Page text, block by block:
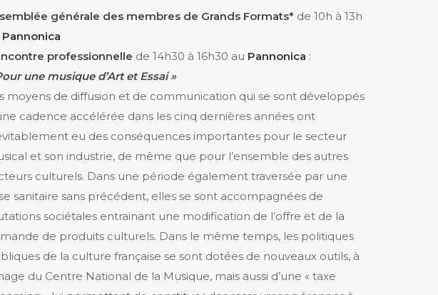
générale des membres de Grands Formats* de 10h à 13h
Pannonica
professionnelle de 14h30 à 16h30 au Pannonica :
une musique d’Art et Essai »
moyens de diffusion et de communication qui se sont développés
cadence accélérée dans les cinq dernières années ont
eu des conséquences importantes pour le secteur
et son industrie, de même que pour l’ensemble des autres
culturels. Dans une période également traversée par une
sanitaire sans précédent, elles se sont accompagnées de
sociétales entrainant une modification de l’offre et de la
de produits culturels. Dans le même temps, les politiques
de la culture française se sont dotées de nouveaux outils, à
du Centre National de la Musique, mais aussi d’une « taxe